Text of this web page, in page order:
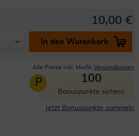
10,00 €
In den Warenkorb
Alle Preise inkl. MwSt. Versandkosten
P 100
Bonuspunkte sichern
Jetzt Bonuspunkte sammeln